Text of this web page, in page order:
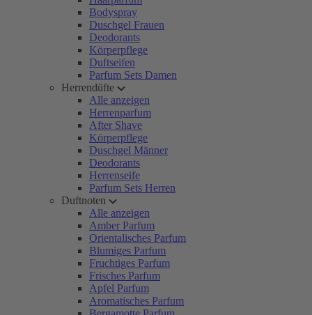
Bodyspray
Duschgel Frauen
Deodorants
Körperpflege
Duftseifen
Parfum Sets Damen
Herrendüfte
Alle anzeigen
Herrenparfum
After Shave
Körperpflege
Duschgel Männer
Deodorants
Herrenseife
Parfum Sets Herren
Duftnoten
Alle anzeigen
Amber Parfum
Orientalisches Parfum
Blumiges Parfum
Fruchtiges Parfum
Frisches Parfum
Apfel Parfum
Aromatisches Parfum